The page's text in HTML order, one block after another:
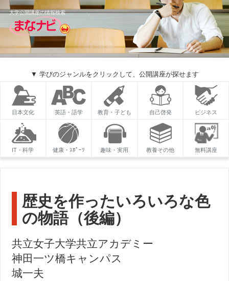
大学公開講座の情報検索
▼ 学びのジャンルをクリックして、公開講座が探せます
日本文化 英語・語学 教育・子ども 自己啓発 ビジネス
IT・科学 健康・ｽﾎﾟｰﾂ 趣味・実用 教養その他 無料講座
歴史を作ったいろいろな色
の物語（後編）
共立女子大学共立アカデミー
神田一ツ橋キャンパス
城一夫